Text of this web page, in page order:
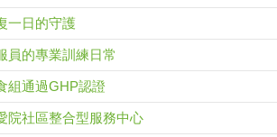
一日的守護
員的專業訓練日常
組通過GHP認證
院社區整合型服務中心